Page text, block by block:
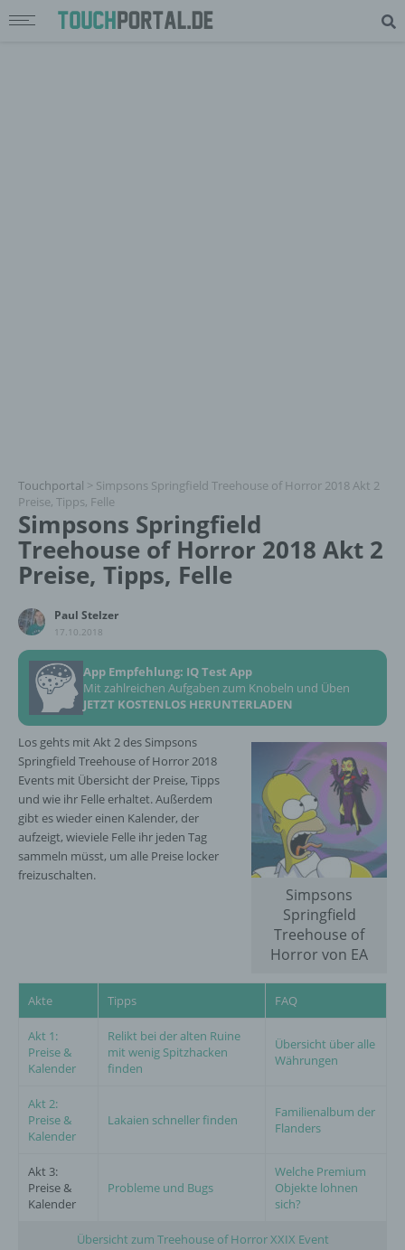
Touchportal > Simpsons Springfield Treehouse of Horror 2018 Akt 2
Preise, Tipps, Felle
Simpsons Springfield
Treehouse of Horror 2018 Akt 2
Preise, Tipps, Felle
Paul Stelzer
17.10.2018
App Empfehlung: IQ Test App
Mit zahlreichen Aufgaben zum Knobeln und Üben
JETZT KOSTENLOS HERUNTERLADEN
Simpsons
Springfield
Treehouse of
Horror von EA
Los gehts mit Akt 2 des Simpsons
Springfield Treehouse of Horror 2018
Events mit Übersicht der Preise, Tipps
und wie ihr Felle erhaltet. Außerdem
gibt es wieder einen Kalender, der
aufzeigt, wieviele Felle ihr jeden Tag
sammeln müsst, um alle Preise locker
freizuschalten.
Akte Tipps FAQ
Übersicht zum Treehouse of Horror XXIX Event
Akt 1:
Preise &
Kalender
Relikt bei der alten Ruine
mit wenig Spitzhacken
finden
Übersicht über alle
Währungen
Akt 2:
Preise &
Kalender
Lakaien schneller finden
Familienalbum der
Flanders
Akt 3:
Preise &
Kalender
Probleme und Bugs
Welche Premium
Objekte lohnen
sich?